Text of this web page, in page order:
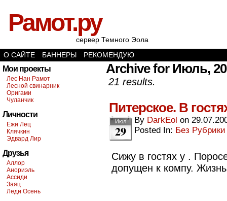
Рамот.ру
сервер Темного Эола
О САЙТЕ
БАННЕРЫ РЕКОМЕНДУЮ
Мои проекты
Лес Нан Рамот
Лесной свинарник
Оригами
Чуланчик
Личности
Ежи Лец
Клячкин
Эдвард Лир
Друзья
Аллор
Анориэль
Ассиди
Заяц
Леди Осень
Archive for Июль,
21 results.
Питерское. В
Июл
29
By DarkEol on
Posted In: Без Рубрики
Сижу в гостях у .
допущен к компу.